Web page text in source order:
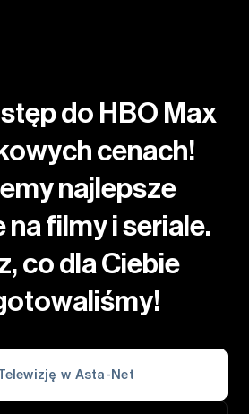
do HBO Max
cenach!
najlepsze
filmy i seriale.
co dla Ciebie
w Asta-Net